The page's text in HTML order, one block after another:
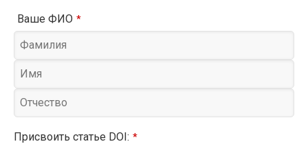
Ваше ФИО *
Присвоить статье DOI: *